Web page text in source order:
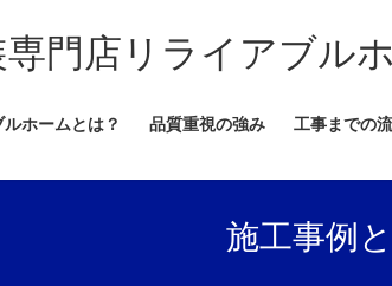
門店リライアブル
ルホームとは？ 品質重視の強み 工事までの
施工事例